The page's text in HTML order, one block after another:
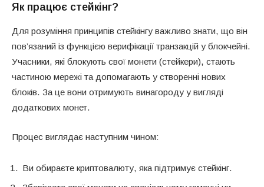
Як працює стейкінг?
Для розуміння принципів стейкінгу важливо знати, що він
пов’язаний із функцією верифікації транзакцій у блокчейні.
Учасники, які блокують свої монети (стейкери), стають
частиною мережі та допомагають у створенні нових
блоків. За це вони отримують винагороду у вигляді
додаткових монет.
Процес виглядає наступним чином:
Ви обираєте криптовалюту, яка підтримує стейкінг.